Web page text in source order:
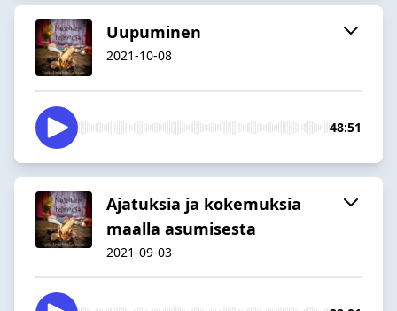
Uupuminen
2021-10-08
48:51
Ajatuksia ja kokemuksia
maalla asumisesta
2021-09-03